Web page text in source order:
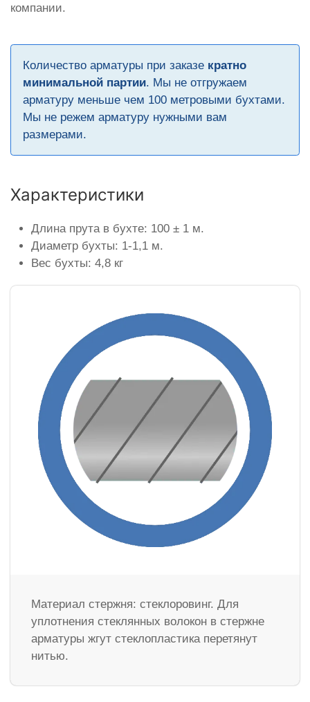
компании.
Количество арматуры при заказе кратно
минимальной партии. Мы не отгружаем
арматуру меньше чем 100 метровыми бухтами.
Мы не режем арматуру нужными вам
размерами.
Характеристики
Длина прута в бухте: 100 ± 1 м.
Диаметр бухты: 1-1,1 м.
Вес бухты: 4,8 кг
Материал стержня: стеклоровинг. Для
уплотнения стеклянных волокон в стержне
арматуры жгут стеклопластика перетянут
нитью.